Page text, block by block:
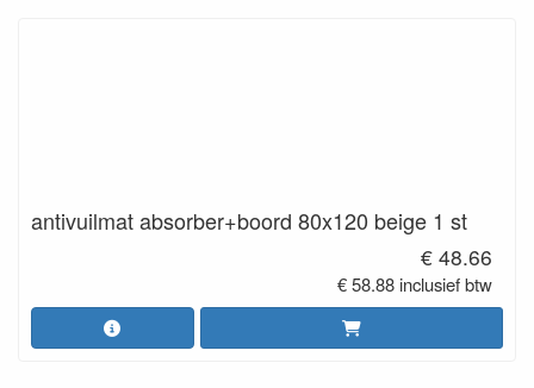
antivuilmat absorber+boord 80x120 beige 1 st
€ 48.66
€ 58.88 inclusief btw